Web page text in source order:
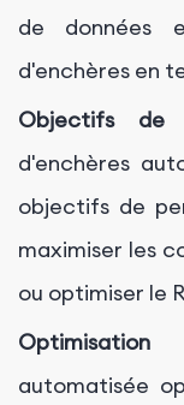
de données
d'enchères en
Objectifs de
d'enchères
objectifs de
maximiser les
ou optimiser le
automatisée